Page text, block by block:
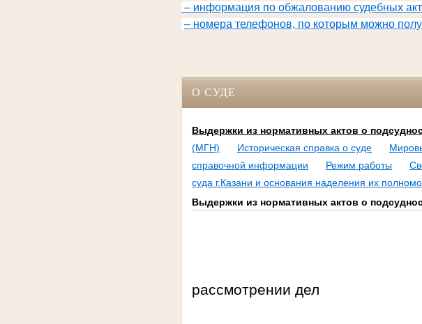
– информация по обжалованию судебных
– номера телефонов, по которым можно
О СУДЕ
Выдержки из нормативных актов о
(МГН)
Историческая справка о суде
справочной информации
Режим работы
суда г.Казани и основания наделения их
Выдержки из нормативных актов о
рассмотрении дел
в